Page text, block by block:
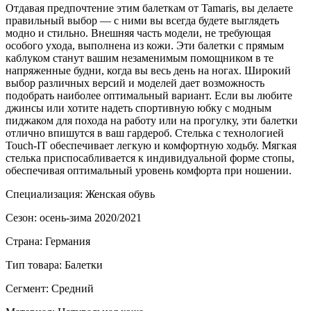
Отдавая предпочтение этим балеткам от Tamaris, вы делаете
правильный выбор — с ними вы всегда будете выглядеть
модно и стильно. Внешняя часть модели, не требующая
особого ухода, выполнена из кожи. Эти балетки с прямым
каблуком станут вашим незаменимым помощником в те
напряженные будни, когда вы весь день на ногах. Широкий
выбор различных версий и моделей дает возможность
подобрать наиболее оптимальный вариант. Если вы любите
джинсы или хотите надеть спортивную юбку с модным
пиджаком для похода на работу или на прогулку, эти балетки
отлично впишутся в ваш гардероб. Стелька с технологией
Touch-IT обеспечивает легкую и комфортную ходьбу. Мягкая
стелька приспосабливается к индивидуальной форме стопы,
обеспечивая оптимальный уровень комфорта при ношении.
Специализация: Женская обувь
Сезон: осень-зима 2020/2021
Страна: Германия
Тип товара: Балетки
Сегмент: Средний